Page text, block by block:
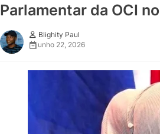
Parlamentar da OCI
Blighity Paul
junho 22, 2026